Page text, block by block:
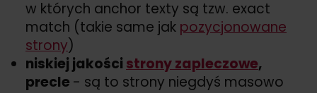
w których anchor texty są tzw. exact
match (takie same jak pozycjonowane
strony)
niskiej jakości strony zapleczowe,
precle - są to strony niegdyś masowo